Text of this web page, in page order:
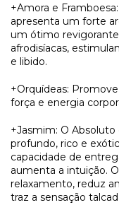
+Amora e
apresenta um forte
um ótimo
afrodisíacas,
e libido.
+Orquídeas:
força e energia
+Jasmim: O
profundo, rico e
capacidade de
aumenta a intuição.
relaxamento, reduz
traz a sensação